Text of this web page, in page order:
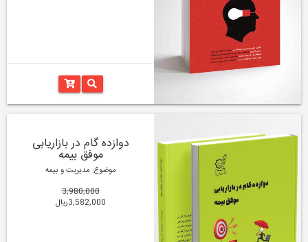
دوازده گام در بازاریابی
موفق بیمه
موضوع: مدیریت و بیمه
3,980,000
3,582,000ریال